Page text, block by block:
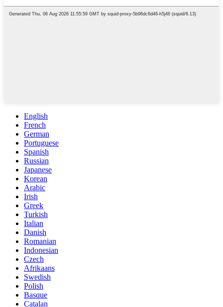
English
French
German
Portuguese
Spanish
Russian
Japanese
Korean
Arabic
Irish
Greek
Turkish
Italian
Danish
Romanian
Indonesian
Czech
Afrikaans
Swedish
Polish
Basque
Catalan